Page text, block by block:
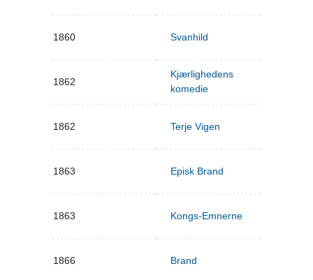
1860 Svanhild
1862
Kjærlighedens
komedie
1862 Terje Vigen
1863 Episk Brand
1863 Kongs-Emnerne
1866 Brand